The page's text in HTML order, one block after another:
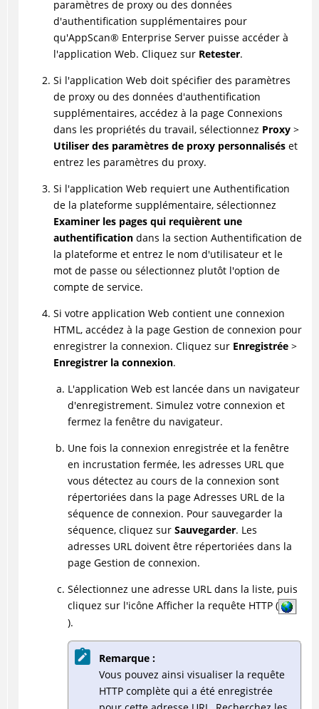
paramètres de proxy ou des données
d'authentification supplémentaires pour
qu'AppScan® Enterprise Server puisse accéder à
l'application Web. Cliquez sur Retester.
Si l'application Web doit spécifier des paramètres
de proxy ou des données d'authentification
supplémentaires, accédez à la page Connexions
dans les propriétés du travail, sélectionnez Proxy >
Utiliser des paramètres de proxy personnaliséset
entrez les paramètres du proxy.
Si l'application Web requiert une Authentification
de la plateforme supplémentaire, sélectionnez
Examiner les pages qui requièrent une
authentificationdans la section Authentification de
la plateforme et entrez le nom d'utilisateur et le
mot de passe ou sélectionnez plutôt l'option de
compte de service.
Si votre application Web contient une connexion
HTML, accédez à la page Gestion de connexion pour
enregistrer la connexion. Cliquez sur Enregistrée>
Enregistrer la connexion.
L'application Web est lancée dans un navigateur
d'enregistrement. Simulez votre connexion et
fermez la fenêtre du navigateur.
Une fois la connexion enregistrée et la fenêtre
en incrustation fermée, les adresses URL que
vous détectez au cours de la connexion sont
répertoriées dans la page Adresses URL de la
séquence de connexion. Pour sauvegarder la
séquence, cliquez sur Sauvegarder. Les
adresses URL doivent être répertoriées dans la
page Gestion de connexion.
Sélectionnez une adresse URL dans la liste, puis
cliquez sur l'icône Afficher la requête HTTP (
).
Remarque :
Vous pouvez ainsi visualiser la requête
HTTP complète qui a été enregistrée